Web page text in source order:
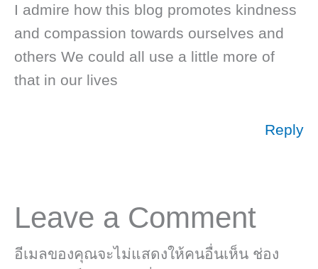
I admire how this blog promotes kindness
and compassion towards ourselves and
others We could all use a little more of
that in our lives
Reply
Leave a Comment
อีเมลของคุณจะไม่แสดงให้คนอื่นเห็น ช่อง